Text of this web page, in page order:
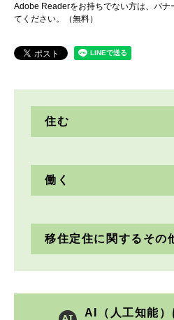
Adobe Readerをお持ちでない方は、バナ
てください。（無料）
住む
働く
移住定住に関するその
AI（人工知能）